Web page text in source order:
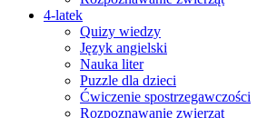
4-latek
Quizy wiedzy
Język angielski
Nauka liter
Puzzle dla dzieci
Ćwiczenie spostrzegawczości
Rozpoznawanie zwierząt